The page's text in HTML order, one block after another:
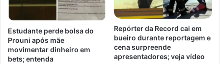
Estudante perde bolsa do
Prouni após mãe
movimentar dinheiro em
bets; entenda
Repórter da Record cai em
bueiro durante reportagem e
cena surpreende
apresentadores; veja vídeo